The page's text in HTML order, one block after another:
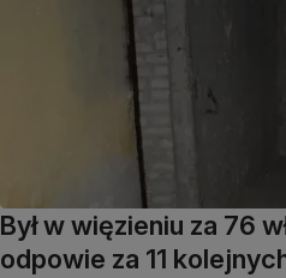
Był w więzieniu za 76
odpowie za 11